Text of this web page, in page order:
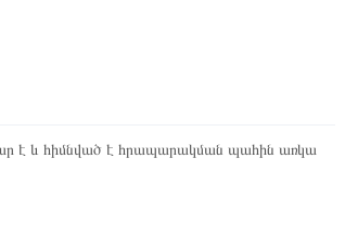
է և հիմնված է հրապարակման պահին առկա